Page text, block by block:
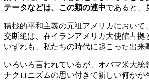
テータなどは、この類の連中であると、
積極的平和主義の元祖アメリカにおい
交断絶は、在イランアメリカ大使館占拠
いずれも、私たちの時代に起こった出来
いろいろ言われているが、オバマ米大
ナクロニズムの思い付きで新しい何かが